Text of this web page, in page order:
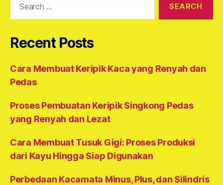
Recent Posts
Cara Membuat Keripik Kaca yang Renyah dan
Pedas
Proses Pembuatan Keripik Singkong Pedas
yang Renyah dan Lezat
Cara Membuat Tusuk Gigi: Proses Produksi
dari Kayu Hingga Siap Digunakan
Perbedaan Kacamata Minus, Plus, dan Silindris